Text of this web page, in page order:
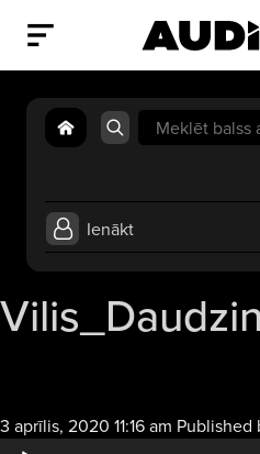
Search
for:
Ienākt
3 aprīlis, 2020 11:16 am Published